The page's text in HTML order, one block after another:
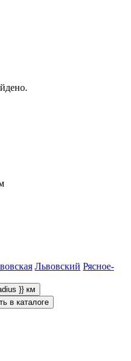
Львовский Рясное-
}} км
в каталоге